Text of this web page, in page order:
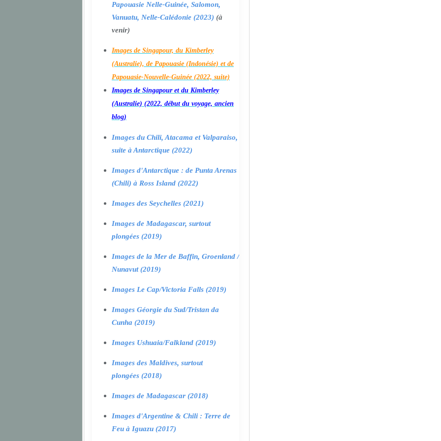
Papouasie Nelle-Guinée, Salomon,
Vanuatu, Nelle-Calédonie (2023) (à
venir)
Images de Singapour, du Kimberley
(Australie), de Papouasie (Indonésie) et de
Papouasie-Nouvelle-Guinée (2022, suite)
Images de Singapour et du Kimberley
(Australie) (2022, début du voyage, ancien
blog)
Images du Chili, Atacama et Valparaiso,
suite à Antarctique (2022)
Images d'Antarctique : de Punta Arenas
(Chili) à Ross Island (2022)
Images des Seychelles (2021)
Images de Madagascar, surtout
plongées (2019)
Images de la Mer de Baffin, Groenland /
Nunavut (2019)
Images Le Cap/Victoria Falls (2019)
Images Géorgie du Sud/Tristan da
Cunha (2019)
Images Ushuaia/Falkland (2019)
Images des Maldives, surtout
plongées (2018)
Images de Madagascar (2018)
Images d'Argentine & Chili : Terre de
Feu à Iguazu (2017)